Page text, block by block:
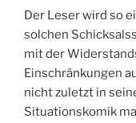
Der Leser wird so
solchen
mit der
Einschränkungen
nicht zuletzt in
Situationskomik